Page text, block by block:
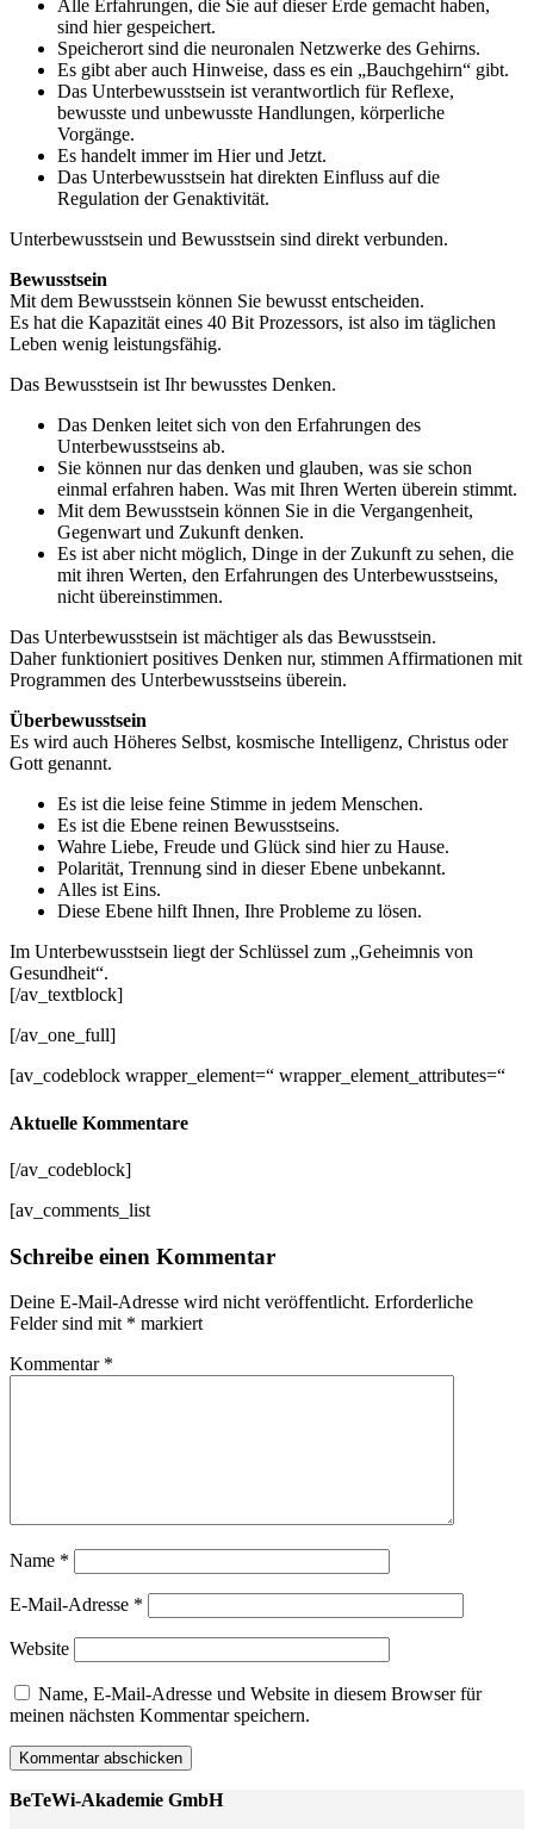
Alle Erfahrungen, die Sie auf dieser Erde gemacht haben,
sind hier gespeichert.
Speicherort sind die neuronalen Netzwerke des Gehirns.
Es gibt aber auch Hinweise, dass es ein „Bauchgehirn“ gibt.
Das Unterbewusstsein ist verantwortlich für Reflexe,
bewusste und unbewusste Handlungen, körperliche
Vorgänge.
Es handelt immer im Hier und Jetzt.
Das Unterbewusstsein hat direkten Einfluss auf die
Regulation der Genaktivität.
Unterbewusstsein und Bewusstsein sind direkt verbunden.
Bewusstsein
Mit dem Bewusstsein können Sie bewusst entscheiden.
Es hat die Kapazität eines 40 Bit Prozessors, ist also im täglichen
Leben wenig leistungsfähig.
Das Bewusstsein ist Ihr bewusstes Denken.
Das Denken leitet sich von den Erfahrungen des
Unterbewusstseins ab.
Sie können nur das denken und glauben, was sie schon
einmal erfahren haben. Was mit Ihren Werten überein stimmt.
Mit dem Bewusstsein können Sie in die Vergangenheit,
Gegenwart und Zukunft denken.
Es ist aber nicht möglich, Dinge in der Zukunft zu sehen, die
mit ihren Werten, den Erfahrungen des Unterbewusstseins,
nicht übereinstimmen.
Das Unterbewusstsein ist mächtiger als das Bewusstsein.
Daher funktioniert positives Denken nur, stimmen Affirmationen mit
Programmen des Unterbewusstseins überein.
Überbewusstsein
Es wird auch Höheres Selbst, kosmische Intelligenz, Christus oder
Gott genannt.
Es ist die leise feine Stimme in jedem Menschen.
Es ist die Ebene reinen Bewusstseins.
Wahre Liebe, Freude und Glück sind hier zu Hause.
Polarität, Trennung sind in dieser Ebene unbekannt.
Alles ist Eins.
Diese Ebene hilft Ihnen, Ihre Probleme zu lösen.
Im Unterbewusstsein liegt der Schlüssel zum „Geheimnis von
Gesundheit“.
[/av_textblock]
[/av_one_full]
[av_codeblock wrapper_element=“ wrapper_element_attributes=“
Aktuelle Kommentare
[/av_codeblock]
[av_comments_list
Schreibe einen Kommentar
Deine E-Mail-Adresse wird nicht veröffentlicht. Erforderliche
Felder sind mit * markiert
Kommentar *
Name *
E-Mail-Adresse *
Website
Name, E-Mail-Adresse und Website in diesem Browser für
meinen nächsten Kommentar speichern.
BeTeWi-Akademie GmbH